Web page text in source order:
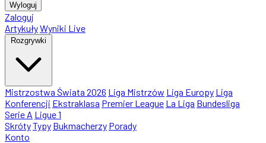
Wyloguj
Zaloguj
ArtykułyWyniki Live
Rozgrywki
Mistrzostwa Świata 2026 Liga Mistrzów Liga Europy Liga
Konferencji Ekstraklasa Premier League La Liga Bundesliga
Serie A Ligue 1
SkrótyTypy Bukmacherzy Porady
Konto